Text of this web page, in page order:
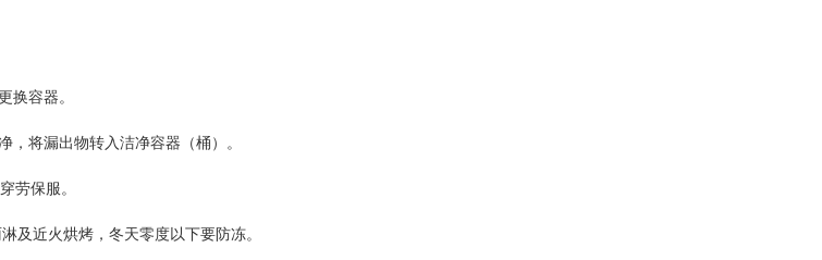
换容器。
将漏出物转入洁净容器（桶）。
手套及穿劳保服。
及近火烘烤，冬天零度以下要防冻。